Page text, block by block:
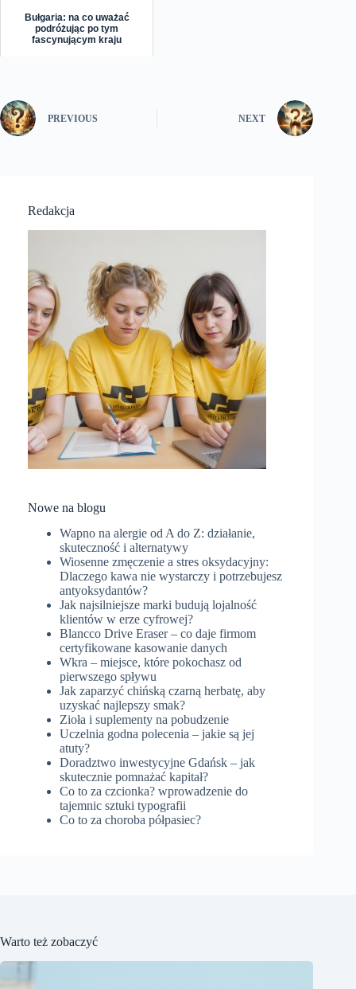
Bułgaria: na co uważać
podróżując po tym
fascynującym kraju
PREVIOUS NEXT
Redakcja
Nowe na blogu
Wapno na alergie od A do Z: działanie,
skuteczność i alternatywy
Wiosenne zmęczenie a stres oksydacyjny:
Dlaczego kawa nie wystarczy i potrzebujesz
antyoksydantów?
Jak najsilniejsze marki budują lojalność
klientów w erze cyfrowej?
Blancco Drive Eraser – co daje firmom
certyfikowane kasowanie danych
Wkra – miejsce, które pokochasz od
pierwszego spływu
Jak zaparzyć chińską czarną herbatę, aby
uzyskać najlepszy smak?
Zioła i suplementy na pobudzenie
Uczelnia godna polecenia – jakie są jej
atuty?
Doradztwo inwestycyjne Gdańsk – jak
skutecznie pomnażać kapitał?
Co to za czcionka? wprowadzenie do
tajemnic sztuki typografii
Co to za choroba półpasiec?
Warto też zobaczyć